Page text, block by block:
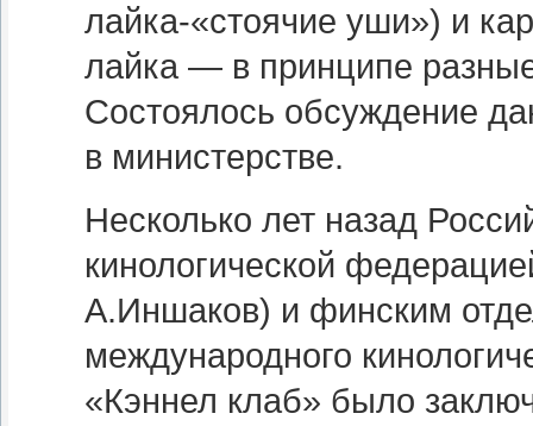
лайка-«стоячие уши») и
лайка — в принципе
Состоялось обсуждение
в министерстве.
Несколько лет назад
кинологической
А.Иншаков) и финским
международного
«Кэннел клаб» было